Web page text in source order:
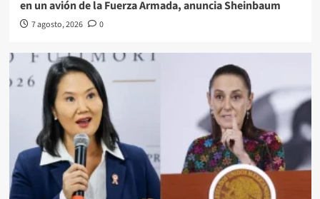
en un avión de la Fuerza Armada, anuncia Sheinbaum
7 agosto, 2026 0